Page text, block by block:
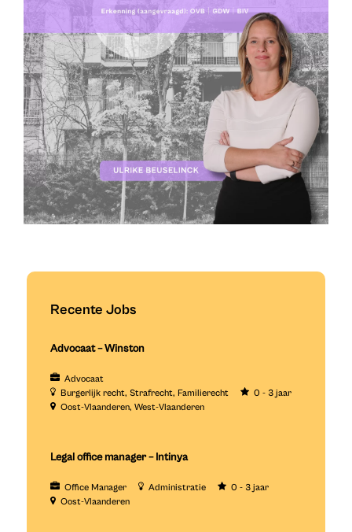
Recente Jobs
Advocaat – Winston
Advocaat
Burgerlijk recht Strafrecht Familierecht
0 - 3 jaar
Oost-Vlaanderen West-Vlaanderen
Legal office manager – Intinya
Office Manager Administratie
0 - 3 jaar
Oost-Vlaanderen